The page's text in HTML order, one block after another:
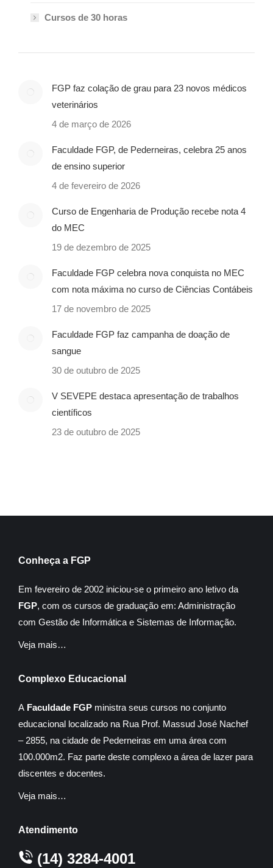
Cursos de 30 horas
FGP faz colação de grau para 23 novos médicos
veterinários
4 de março de 2026
Faculdade FGP, de Pederneiras, celebra 25 anos
de ensino superior
4 de fevereiro de 2026
Curso de Engenharia de Produção recebe nota 4
do MEC
19 de dezembro de 2025
Faculdade FGP celebra nova conquista no MEC
com nota máxima no curso de Ciências Contábeis
17 de novembro de 2025
Faculdade FGP faz campanha de doação de
sangue
30 de outubro de 2025
V SEVEPE destaca apresentação de trabalhos
científicos
23 de outubro de 2025
Conheça a FGP
Em fevereiro de 2002 iniciou-se o primeiro ano letivo da
FGP, com os cursos de graduação em: Administração
com Gestão de Informática e Sistemas de Informação.
Veja mais…
Complexo Educacional
A Faculdade FGP ministra seus cursos no conjunto
educacional localizado na Rua Prof. Massud José Nachef
– 2855, na cidade de Pederneiras em uma área com
100.000m2. Faz parte deste complexo a área de lazer para
discentes e docentes.
Veja mais…
Atendimento
(14) 3284-4001